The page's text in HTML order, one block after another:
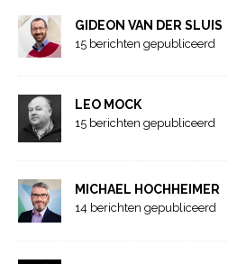
GIDEON VAN DER SLUIS
15 berichten gepubliceerd
LEO MOCK
15 berichten gepubliceerd
MICHAEL HOCHHEIMER
14 berichten gepubliceerd